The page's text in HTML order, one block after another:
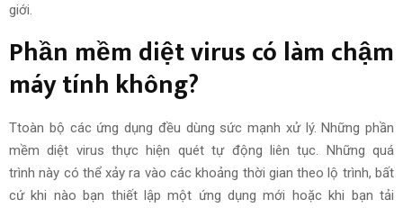
giới.
Phần mềm diệt virus có làm chậm
máy tính không?
Ttoàn bộ các ứng dụng đều dùng sức mạnh xử lý. Những phần
mềm diệt virus thực hiện quét tự động liên tục. Những quá
trình này có thểxảy ra vào các khoảng thời gian theolộ trình, bất
cứ khi nào bạn thiết lập một ứng dụng mới hoặckhi bạn tải